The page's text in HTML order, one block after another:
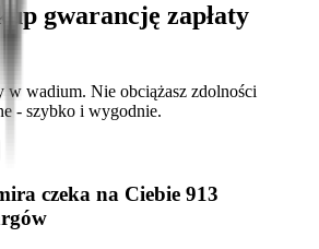
gwarancję zapłaty
w wadium. Nie obciążasz zdolności
- szybko i wygodnie.
czeka na Ciebie 913